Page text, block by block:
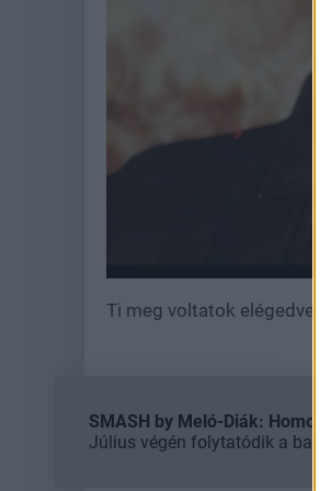
Ti meg voltatok elégedve
SMASH by Meló-Diák:
Július végén folytatódik a